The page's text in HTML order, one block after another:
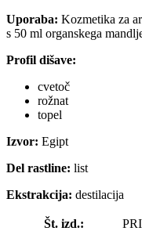
Uporaba: Kozmetika za
s 50 ml organskega
Profil dišave:
cvetoč
rožnat
topel
Izvor: Egipt
Del rastline: list
Ekstrakcija: destilacija
Št. izd.: